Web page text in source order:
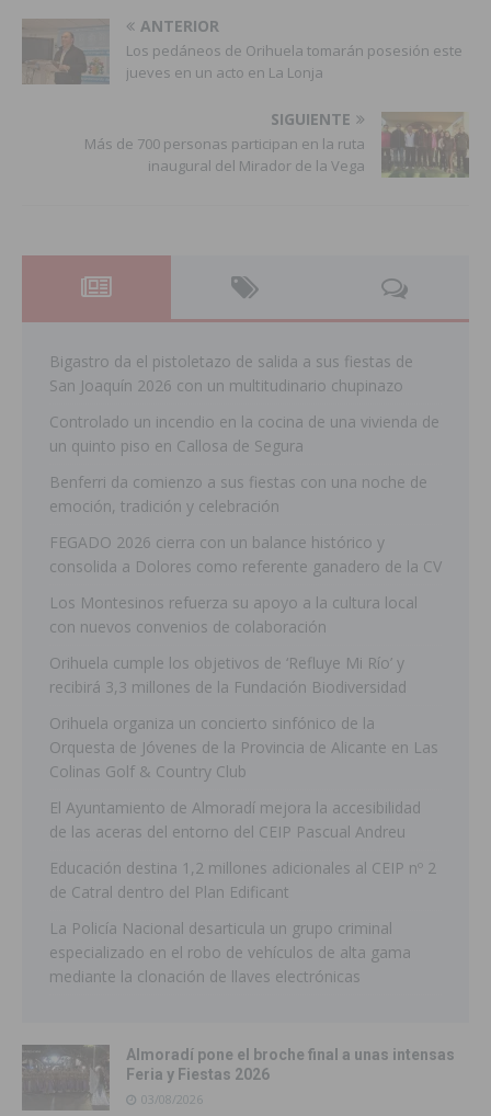
ANTERIOR
Los pedáneos de Orihuela tomarán posesión este
jueves en un acto en La Lonja
SIGUIENTE
Más de 700 personas participan en la ruta
inaugural del Mirador de la Vega
Bigastro da el pistoletazo de salida a sus fiestas de
San Joaquín 2026 con un multitudinario chupinazo
Controlado un incendio en la cocina de una vivienda de
un quinto piso en Callosa de Segura
Benferri da comienzo a sus fiestas con una noche de
emoción, tradición y celebración
FEGADO 2026 cierra con un balance histórico y
consolida a Dolores como referente ganadero de la CV
Los Montesinos refuerza su apoyo a la cultura local
con nuevos convenios de colaboración
Orihuela cumple los objetivos de ‘Refluye Mi Río’ y
recibirá 3,3 millones de la Fundación Biodiversidad
Orihuela organiza un concierto sinfónico de la
Orquesta de Jóvenes de la Provincia de Alicante en Las
Colinas Golf & Country Club
El Ayuntamiento de Almoradí mejora la accesibilidad
de las aceras del entorno del CEIP Pascual Andreu
Educación destina 1,2 millones adicionales al CEIP nº 2
de Catral dentro del Plan Edificant
La Policía Nacional desarticula un grupo criminal
especializado en el robo de vehículos de alta gama
mediante la clonación de llaves electrónicas
Almoradí pone el broche final a unas intensas
Feria y Fiestas 2026
03/08/2026